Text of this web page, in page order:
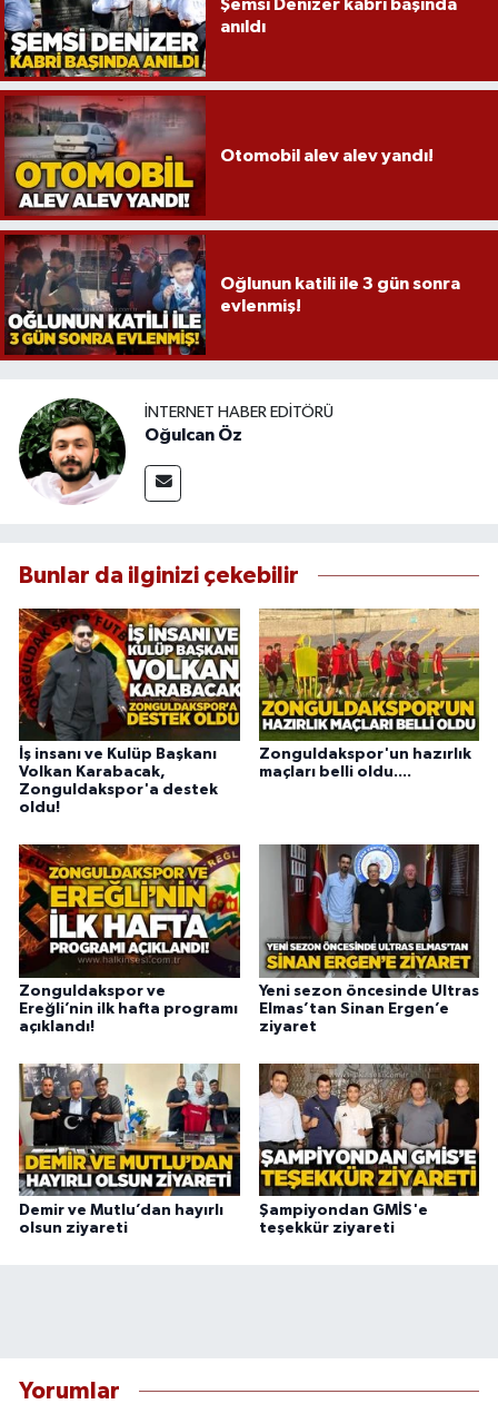
Şemsi Denizer kabri başında
anıldı
Otomobil alev alev yandı!
Oğlunun katili ile 3 gün sonra
evlenmiş!
İNTERNET HABER EDITÖRÜ
Oğulcan Öz
Bunlar da ilginizi çekebilir
İş insanı ve Kulüp Başkanı
Volkan Karabacak,
Zonguldakspor'a destek
oldu!
Zonguldakspor'un hazırlık
maçları belli oldu....
Zonguldakspor ve
Ereğli’nin ilk hafta programı
açıklandı!
Yeni sezon öncesinde Ultras
Elmas’tan Sinan Ergen’e
ziyaret
Demir ve Mutlu’dan hayırlı
olsun ziyareti
Şampiyondan GMİS'e
teşekkür ziyareti
Yorumlar